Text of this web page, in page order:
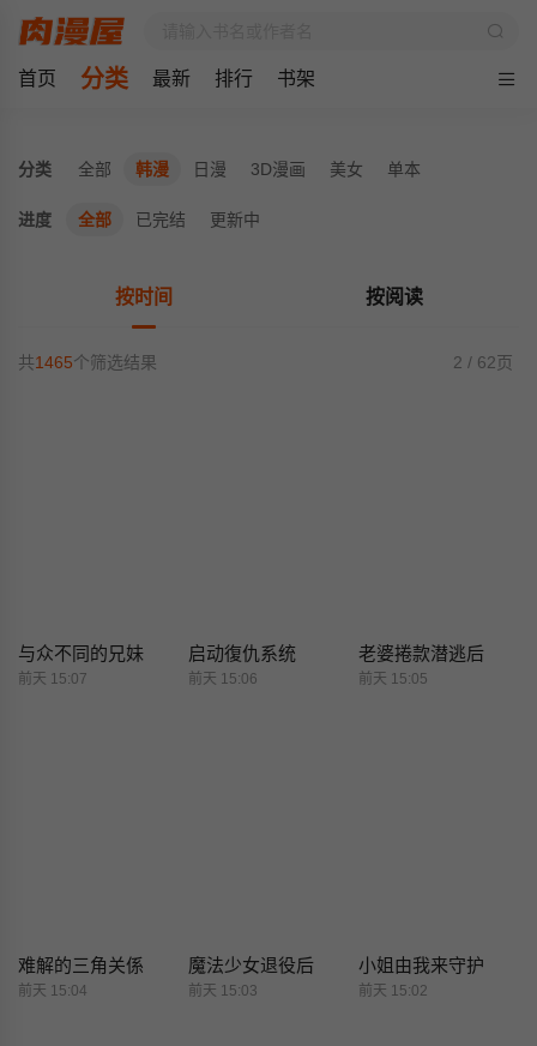
首页 分类 最新 排行 书架
分类 全部 韩漫 日漫 3D漫画 美女 单本
进度 全部 已完结 更新中
按时间 按阅读
2 / 62页
共1465个筛选结果
与众不同的兄妹
前天 15:07
启动復仇系统
前天 15:06
老婆捲款潜逃后
前天 15:05
难解的三角关係
前天 15:04
魔法少女退役后
前天 15:03
小姐由我来守护
前天 15:02